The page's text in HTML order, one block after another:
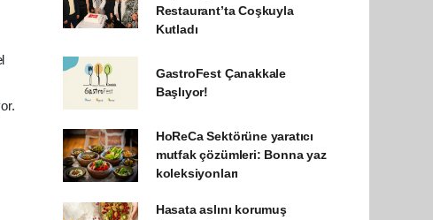
Restaurant’ta Coşkuyla
Kutladı
GastroFest Çanakkale
Başlıyor!
HoReCa Sektörüne yaratıcı
mutfak çözümleri: Bonna yaz
koleksiyonları
Hasata aslını korumuş